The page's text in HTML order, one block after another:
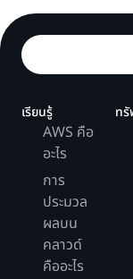
เรียนรู้
AWS คือ
อะไร
การ
ประมวล
ผลบน
คลาวด์
คืออะไร
ท